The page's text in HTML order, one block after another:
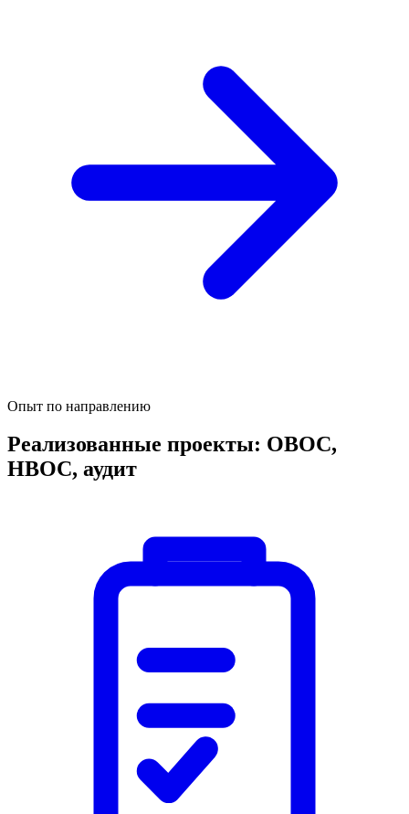
Опыт по направлению
Реализованные проекты: ОВОС,
НВОС, аудит